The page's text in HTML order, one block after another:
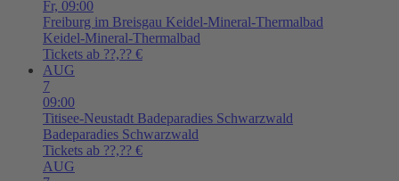
Fr, 09:00
Freiburg im Breisgau Keidel-Mineral-Thermalbad
Keidel-Mineral-Thermalbad
Tickets ab ??,?? €
AUG
7
09:00
Titisee-Neustadt Badeparadies Schwarzwald
Badeparadies Schwarzwald
Tickets ab ??,?? €
AUG